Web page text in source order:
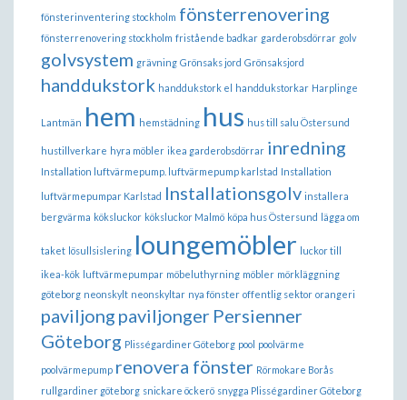
fönsterinventering stockholm fönsterrenovering
fönsterrenovering stockholm fristående badkar garderobsdörrar golv
golvsystem grävning Grönsaks jord Grönsaksjord
handdukstork handdukstork el handdukstorkar Harplinge
Lantmän hem hemstädning hus hus till salu Östersund
hustillverkare hyra möbler ikea garderobsdörrar inredning
Installation luftvärmepump. luftvärmepump karlstad Installation
luftvärmepumpar Karlstad Installationsgolv installera
bergvärma köksluckor köksluckor Malmö köpa hus Östersund lägga om
taket lösullsislering loungemöbler luckor till
ikea-kök luftvärmepumpar möbeluthyrning möbler mörkläggning
göteborg neonskylt neonskyltar nya fönster offentlig sektor orangeri
paviljong paviljonger Persienner
Göteborg Plisségardiner Göteborg pool poolvärme
poolvärmepump renovera fönster Rörmokare Borås
rullgardiner göteborg snickare öckerö snygga Plisségardiner Göteborg